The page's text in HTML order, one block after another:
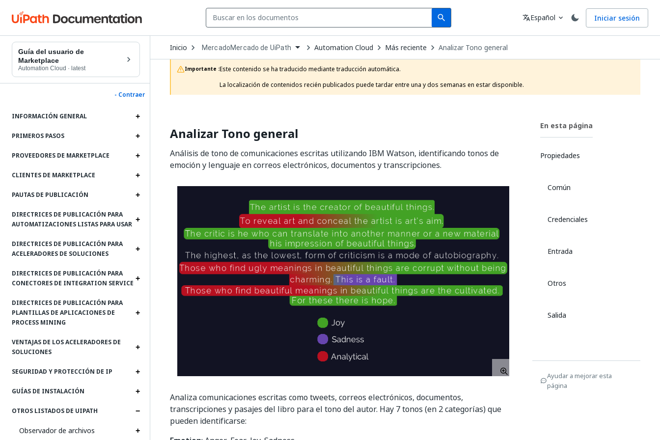
search
Search Idioma
translateEspañol expand_more Iniciar sesión
Guía del usuario de
Marketplace
Automation Cloud · latest
- Contraer
INFORMACIÓN GENERAL
PRIMEROS PASOS
PROVEEDORES DE MARKETPLACE
CLIENTES DE MARKETPLACE
PAUTAS DE PUBLICACIÓN
DIRECTRICES DE PUBLICACIÓN PARA
AUTOMATIZACIONES LISTAS PARA USAR
DIRECTRICES DE PUBLICACIÓN PARA
ACELERADORES DE SOLUCIONES
DIRECTRICES DE PUBLICACIÓN PARA
CONECTORES DE INTEGRATION SERVICE
DIRECTRICES DE PUBLICACIÓN PARA
PLANTILLAS DE APLICACIONES DE
PROCESS MINING
VENTAJAS DE LOS ACELERADORES DE
SOLUCIONES
SEGURIDAD Y PROTECCIÓN DE IP
GUÍAS DE INSTALACIÓN
OTROS LISTADOS DE UIPATH
Observador de archivos
Inicio Open
Dropdown
to
choose
product
MercadoMercado de UiPath Automation Cloud Más reciente Analizar Tono general
Importante :Este contenido se ha traducido mediante traducción automática.
La localización de contenidos recién publicados puede tardar entre una y dos semanas en estar disponible.
Analizar Tono general
Análisis de tono de comunicaciones escritas utilizando IBM Watson, identificando tonos de
emoción y lenguaje en correos electrónicos, documentos y transcripciones.
Analiza comunicaciones escritas como tweets, correos electrónicos, documentos,
transcripciones y pasajes del libro para el tono del autor. Hay 7 tonos (en 2 categorías) que
pueden identificarse:
En esta página
Propiedades
Común
Credenciales
Entrada
Otros
Salida
Ayudar a mejorar esta
página